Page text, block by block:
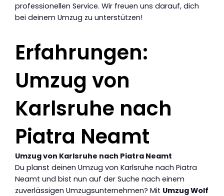
professionellen Service. Wir freuen uns darauf, dich
bei deinem Umzug zu unterstützen!
Erfahrungen:
Umzug von
Karlsruhe nach
Piatra Neamt
Umzug von Karlsruhe nach Piatra Neamt
Du planst deinen Umzug von Karlsruhe nach Piatra
Neamt und bist nun auf der Suche nach einem
zuverlässigen Umzugsunternehmen? Mit Umzug Wolf